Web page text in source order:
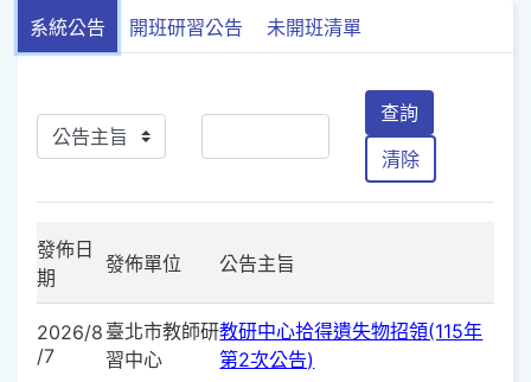
系統公告 開班研習公告 未開班清單
查詢
清除
發佈日
期
發佈單位 公告主旨
2026/8
/7
臺北市教師研
習中心
教研中心拾得遺失物招領(115年
第2次公告)